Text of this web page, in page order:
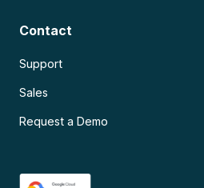
Contact
Support
Sales
Request a Demo